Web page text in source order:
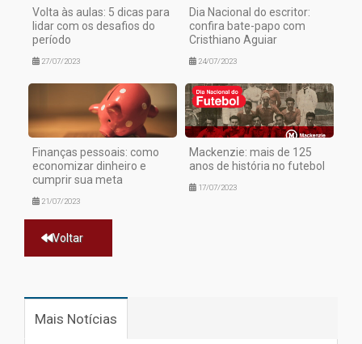
Volta às aulas: 5 dicas para
lidar com os desafios do
período
27/07/2023
Dia Nacional do escritor:
confira bate-papo com
Cristhiano Aguiar
24/07/2023
Finanças pessoais: como
economizar dinheiro e
cumprir sua meta
21/07/2023
Mackenzie: mais de 125
anos de história no futebol
17/07/2023
Voltar
Mais Notícias